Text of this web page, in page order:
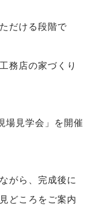
だける段階で
務店の家づくり
場見学会」を開催
がら、完成後に
どころをご案内